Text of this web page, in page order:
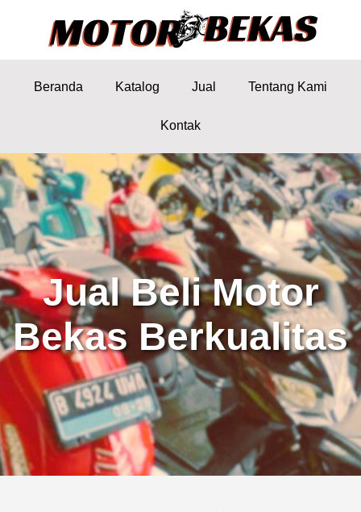
Beranda Katalog Jual Tentang Kami
Kontak
Jual Beli Motor
Bekas Berkualitas